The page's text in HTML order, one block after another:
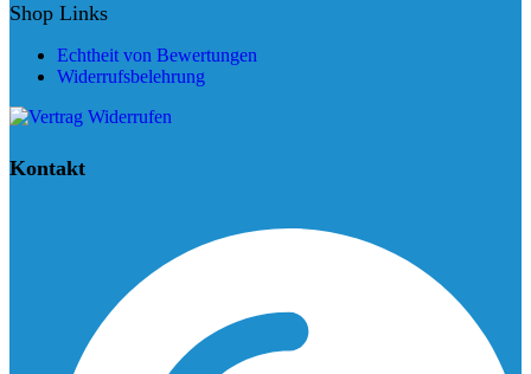
Shop Links
Echtheit von Bewertungen
Widerrufsbelehrung
Kontakt